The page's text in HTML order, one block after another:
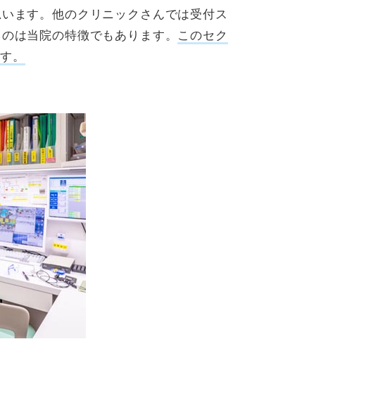
ます。他のクリニックさんでは受付ス
は当院の特徴でもあります。 このセク
。